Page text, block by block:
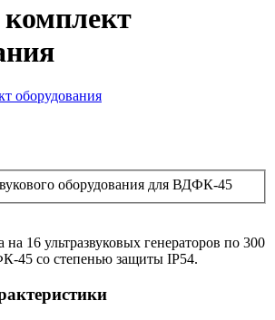
оборудования для ВДФК-45
на 16 ультразвуковых генераторов по 300
45 со степенью защиты IP54.